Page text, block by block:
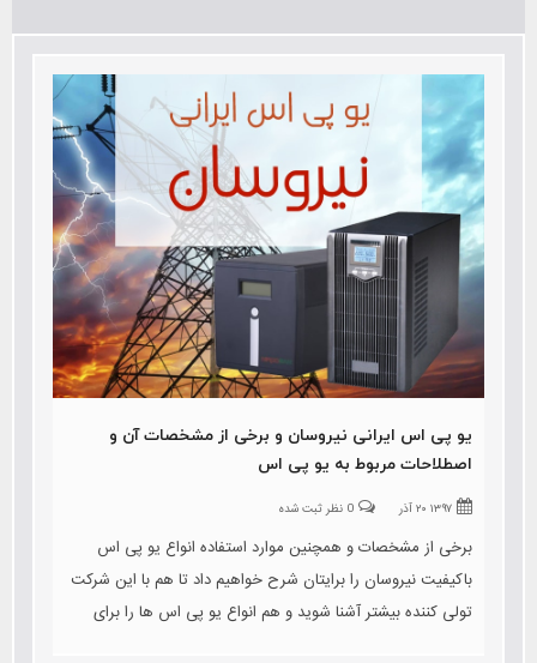
یو پی اس ایرانی نیروسان و برخی از مشخصات آن و
اصطلاحات مربوط به یو پی اس
۱۳۹۷ ۲۰ آذر 0 نظر ثبت شده
برخی از مشخصات و همچنین موارد استفاده انواع یو پی اس
باکیفیت نیروسان را برایتان شرح خواهیم داد تا هم با این شرکت
تولی کننده بیشتر آشنا شوید و هم انواع یو پی اس ها را برای